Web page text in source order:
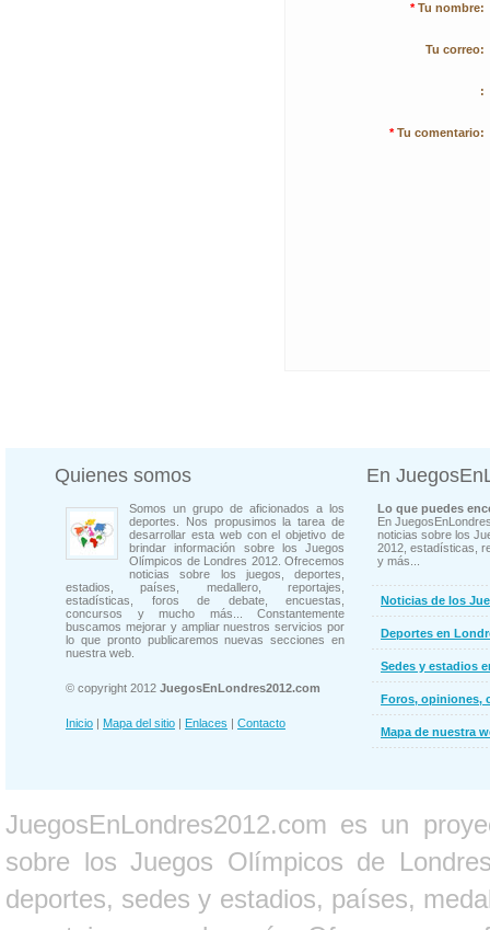
* Tu nombre:
Tu correo:
:
* Tu comentario:
Quienes somos
Somos un grupo de aficionados a los
deportes. Nos propusimos la tarea de
desarrollar esta web con el objetivo de
brindar información sobre los Juegos
Olímpicos de Londres 2012. Ofrecemos
noticias sobre los juegos, deportes,
estadios, países, medallero, reportajes,
estadísticas, foros de debate, encuestas,
concursos y mucho más... Constantemente
buscamos mejorar y ampliar nuestros servicios por
lo que pronto publicaremos nuevas secciones en
nuestra web.
© copyright 2012 JuegosEnLondres2012.com
Inicio | Mapa del sitio | Enlaces | Contacto
En
Lo que puedes
En
noticias sobre los
2012, estadísticas,
y más...
Noticias de los
Deportes en
Sedes y estadios
Foros, opiniones,
Mapa de nuestra
JuegosEnLondres2012.com es un
sobre los Juegos Olímpicos de
deportes, sedes y estadios, países,